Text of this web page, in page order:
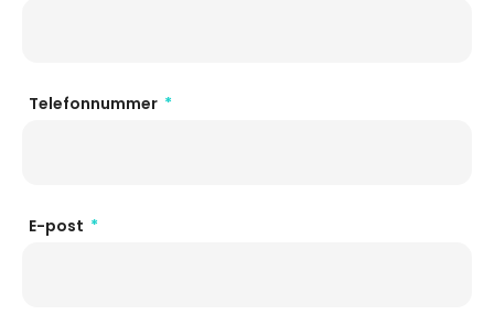
Telefonnummer
E-post